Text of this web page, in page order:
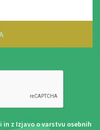
in z Izjavo o varstvu osebnih